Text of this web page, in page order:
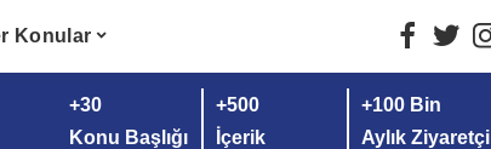
Konular
+30
Konu Başlığı
+500
İçerik
+100 Bin
Aylık Ziyaretçi